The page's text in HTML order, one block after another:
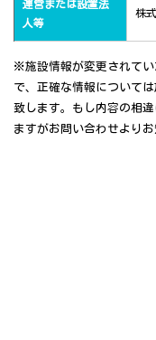
運営または設置法
人等
株
※施設情報が変更されてい
で、正確な情報について
致します。もし内容の相
ますがお問い合わせより